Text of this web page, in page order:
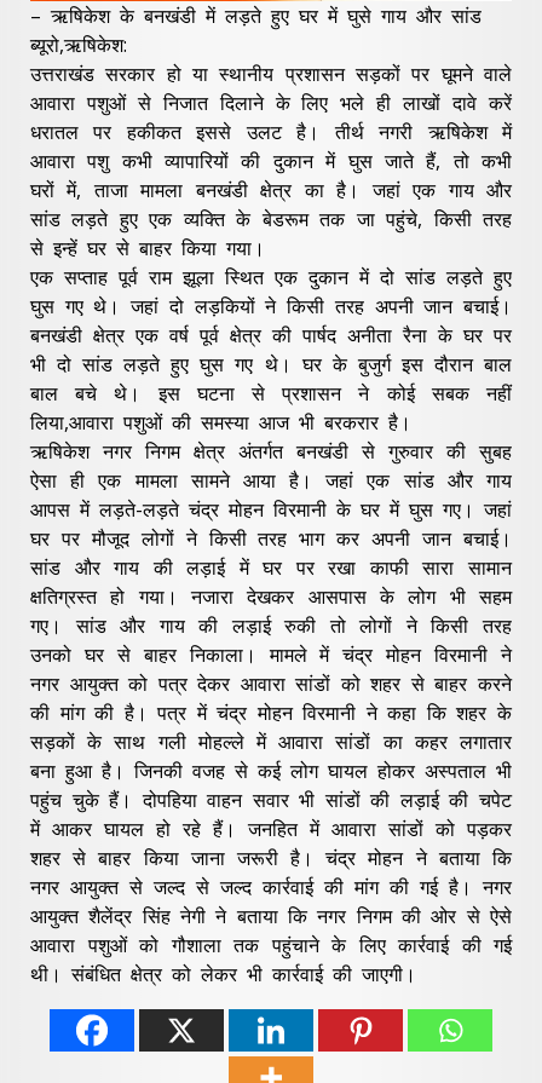
– ऋषिकेश के बनखंडी में लड़ते हुए घर में घुसे गाय और सांड
ब्यूरो,ऋषिकेश:
उत्तराखंड सरकार हो या स्थानीय प्रशासन सड़कों पर घूमने वाले
आवारा पशुओं से निजात दिलाने के लिए भले ही लाखों दावे करें
धरातल पर हकीकत इससे उलट है। तीर्थ नगरी ऋषिकेश में
आवारा पशु कभी व्यापारियों की दुकान में घुस जाते हैं, तो कभी
घरों में, ताजा मामला बनखंडी क्षेत्र का है। जहां एक गाय और
सांड लड़ते हुए एक व्यक्ति के बेडरूम तक जा पहुंचे, किसी तरह
से इन्हें घर से बाहर किया गया।
एक सप्ताह पूर्व राम झूला स्थित एक दुकान में दो सांड लड़ते हुए
घुस गए थे। जहां दो लड़कियों ने किसी तरह अपनी जान बचाई।
बनखंडी क्षेत्र एक वर्ष पूर्व क्षेत्र की पार्षद अनीता रैना के घर पर
भी दो सांड लड़ते हुए घुस गए थे। घर के बुजुर्ग इस दौरान बाल
बाल बचे थे। इस घटना से प्रशासन ने कोई सबक नहीं
लिया,आवारा पशुओं की समस्या आज भी बरकरार है।
ऋषिकेश नगर निगम क्षेत्र अंतर्गत बनखंडी से गुरुवार की सुबह
ऐसा ही एक मामला सामने आया है। जहां एक सांड और गाय
आपस में लड़ते-लड़ते चंद्र मोहन विरमानी के घर में घुस गए। जहां
घर पर मौजूद लोगों ने किसी तरह भाग कर अपनी जान बचाई।
सांड और गाय की लड़ाई में घर पर रखा काफी सारा सामान
क्षतिग्रस्त हो गया। नजारा देखकर आसपास के लोग भी सहम
गए। सांड और गाय की लड़ाई रुकी तो लोगों ने किसी तरह
उनको घर से बाहर निकाला। मामले में चंद्र मोहन विरमानी ने
नगर आयुक्त को पत्र देकर आवारा सांडों को शहर से बाहर करने
की मांग की है। पत्र में चंद्र मोहन विरमानी ने कहा कि शहर के
सड़कों के साथ गली मोहल्ले में आवारा सांडों का कहर लगातार
बना हुआ है। जिनकी वजह से कई लोग घायल होकर अस्पताल भी
पहुंच चुके हैं। दोपहिया वाहन सवार भी सांडों की लड़ाई की चपेट
में आकर घायल हो रहे हैं। जनहित में आवारा सांडों को पड़कर
शहर से बाहर किया जाना जरूरी है। चंद्र मोहन ने बताया कि
नगर आयुक्त से जल्द से जल्द कार्रवाई की मांग की गई है। नगर
आयुक्त शैलेंद्र सिंह नेगी ने बताया कि नगर निगम की ओर से ऐसे
आवारा पशुओं को गौशाला तक पहुंचाने के लिए कार्रवाई की गई
थी। संबंधित क्षेत्र को लेकर भी कार्रवाई की जाएगी।